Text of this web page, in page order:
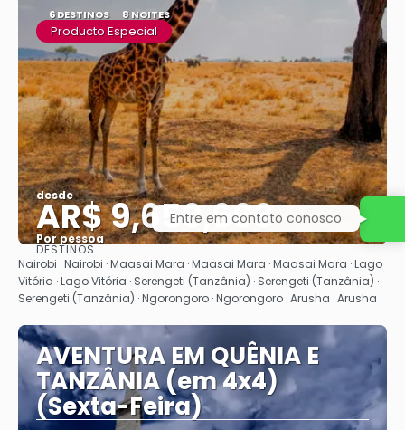
6 DESTINOS 8 NOITES
Producto Especial
desde
AR$ 9,659,663
Por pessoa
Vejo
DESTINOS
Nairobi · Nairobi · Maasai Mara · Maasai Mara · Maasai Mara · Lago
Vitória · Lago Vitória · Serengeti (Tanzânia) · Serengeti (Tanzânia) ·
Serengeti (Tanzânia) · Ngorongoro · Ngorongoro · Arusha · Arusha
AVENTURA EM QUÊNIA E
TANZÂNIA (em 4x4)
(Sexta-Feira)
Entre em contato conosco